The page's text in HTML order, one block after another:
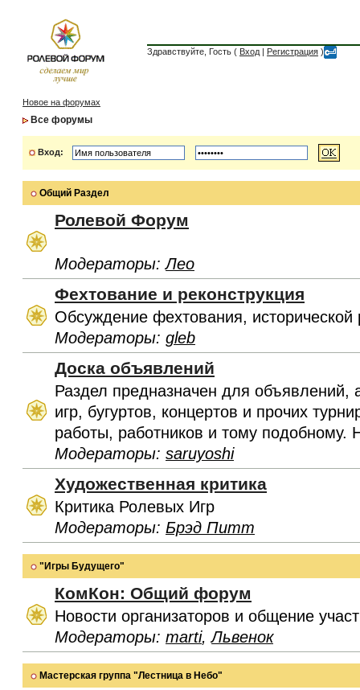
Здравствуйте, Гость ( Вход | Регистрация )
Новое на форумах
Все форумы
Вход:
Общий Раздел
Ролевой Форум
Модераторы:Лео
Фехтование и реконструкция
Обсуждение фехтования, исторической
Модераторы: gleb
Доска объявлений
Раздел предназначен для объявлений,
игр, бугуртов, концертов и прочих
работы, работников и тому подобному.
Модераторы: saruyoshi
Художественная критика
Критика Ролевых Игр
Модераторы: Брэд Питт
"Игры Будущего"
КомКон: Общий форум
Новости организаторов и общение
Модераторы: marti,Львенок
Мастерская группа "Лестница в Небо"